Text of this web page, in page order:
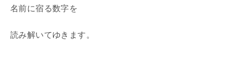
名前に宿る数字を
読み解いてゆきます。